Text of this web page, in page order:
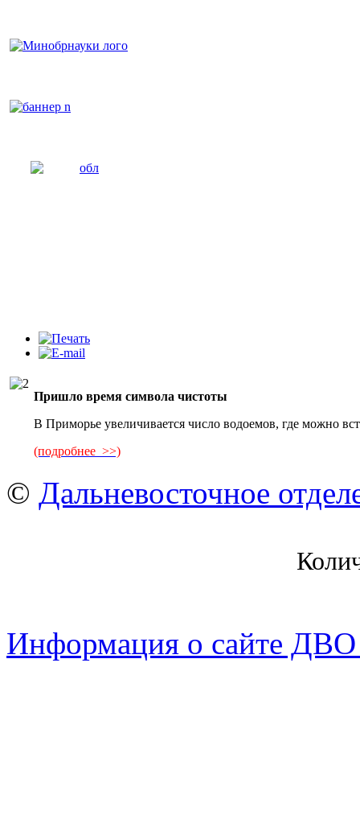
Пришло время символа чистоты
В Приморье увеличивается число водоемов, где можно
(подробнее >>)
© Дальневосточное
Информация о сайте